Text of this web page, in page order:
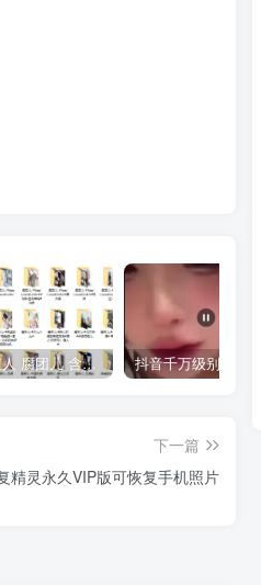
斗鱼红人 腐团儿 含付费 大尺写真 32套
下一篇
精灵永久VIP版可恢复手机照片